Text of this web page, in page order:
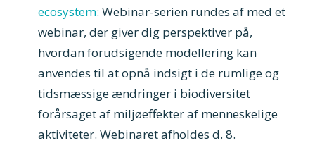
ecosystem: Webinar-serien rundes af med et
webinar, der giver dig perspektiver på,
hvordan forudsigende modellering kan
anvendes til at opnå indsigt i de rumlige og
tidsmæssige ændringer i biodiversitet
forårsaget af miljøeffekter af menneskelige
aktiviteter. Webinaret afholdes d. 8.